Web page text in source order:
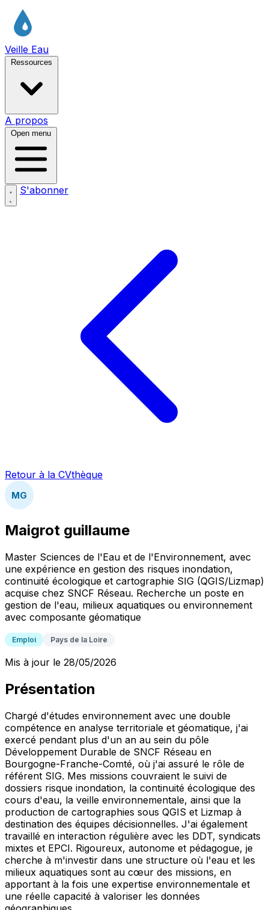
Veille Eau
Ressources
A propos
Open menu
S'abonner
Retour à la CVthèque
MG
Maigrot guillaume
Master Sciences de l'Eau et de l'Environnement, avec
une expérience en gestion des risques inondation,
continuité écologique et cartographie SIG (QGIS/Lizmap)
acquise chez SNCF Réseau. Recherche un poste en
gestion de l'eau, milieux aquatiques ou environnement
avec composante géomatique
Emploi Pays de la Loire
Mis à jour le 28/05/2026
Présentation
Chargé d'études environnement avec une double
compétence en analyse territoriale et géomatique, j'ai
exercé pendant plus d'un an au sein du pôle
Développement Durable de SNCF Réseau en
Bourgogne-Franche-Comté, où j'ai assuré le rôle de
référent SIG. Mes missions couvraient le suivi de
dossiers risque inondation, la continuité écologique des
cours d'eau, la veille environnementale, ainsi que la
production de cartographies sous QGIS et Lizmap à
destination des équipes décisionnelles. J'ai également
travaillé en interaction régulière avec les DDT, syndicats
mixtes et EPCI. Rigoureux, autonome et pédagogue, je
cherche à m'investir dans une structure où l'eau et les
milieux aquatiques sont au cœur des missions, en
apportant à la fois une expertise environnementale et
une réelle capacité à valoriser les données